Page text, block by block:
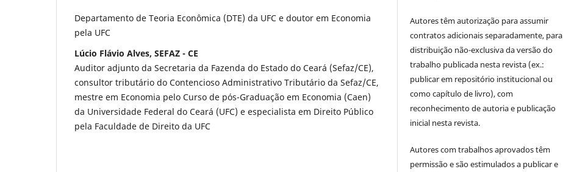
Departamento de Teoria Econômica (DTE) da UFC e doutor em Economia
pela UFC
Lúcio Flávio Alves, SEFAZ - CE
Auditor adjunto da Secretaria da Fazenda do Estado do Ceará (Sefaz/CE),
consultor tributário do Contencioso Administrativo Tributário da Sefaz/CE,
mestre em Economia pelo Curso de pós-Graduação em Economia (Caen)
da Universidade Federal do Ceará (UFC) e especialista em Direito Público
pela Faculdade de Direito da UFC
Autores têm autorização para assumir
contratos adicionais separadamente, para
distribuição não-exclusiva da versão do
trabalho publicada nesta revista (ex.:
publicar em repositório institucional ou
como capítulo de livro), com
reconhecimento de autoria e publicação
inicial nesta revista.
Autores com trabalhos aprovados têm
permissão e são estimulados a publicar e